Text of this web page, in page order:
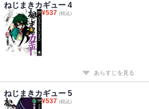
ねじまきカギュー 4
¥537 (税込)
あらすじを見る
ねじまきカギュー 5
¥537 (税込)